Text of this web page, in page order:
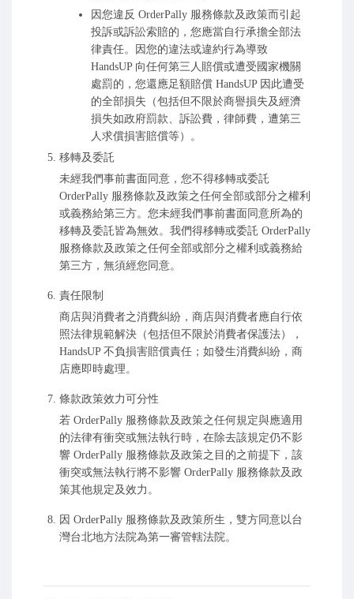
因您違反 OrderPally 服務條款及政策而引起
投訴或訴訟索賠的，您應當自行承擔全部法
律責任。因您的違法或違約行為導致
HandsUP 向任何第三人賠償或遭受國家機關
處罰的，您還應足額賠償 HandsUP 因此遭受
的全部損失（包括但不限於商譽損失及經濟
損失如政府罰款、訴訟費，律師費，遭第三
人求償損害賠償等）。
移轉及委託
未經我們事前書面同意，您不得移轉或委託
OrderPally 服務條款及政策之任何全部或部分之權利
或義務給第三方。您未經我們事前書面同意所為的
移轉及委託皆為無效。我們得移轉或委託 OrderPally
服務條款及政策之任何全部或部分之權利或義務給
第三方，無須經您同意。
責任限制
商店與消費者之消費糾紛，商店與消費者應自行依
照法律規範解決（包括但不限於消費者保護法），
HandsUP 不負損害賠償責任；如發生消費糾紛，商
店應即時處理。
條款政策效力可分性
若 OrderPally 服務條款及政策之任何規定與應適用
的法律有衝突或無法執行時，在除去該規定仍不影
響 OrderPally 服務條款及政策之目的之前提下，該
衝突或無法執行將不影響 OrderPally 服務條款及政
策其他規定及效力。
因 OrderPally 服務條款及政策所生，雙方同意以台
灣台北地方法院為第一審管轄法院。